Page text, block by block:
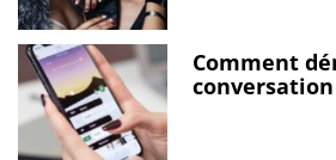
Comment
conversation